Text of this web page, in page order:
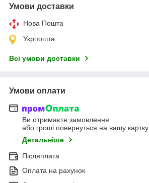
Умови доставки
Нова Пошта
Укрпошта
Всі умови доставки
Умови оплати
Ви отримаєте замовлення
або гроші повернуться на вашу картку
Детальніше
Післяплата
Оплата на рахунок